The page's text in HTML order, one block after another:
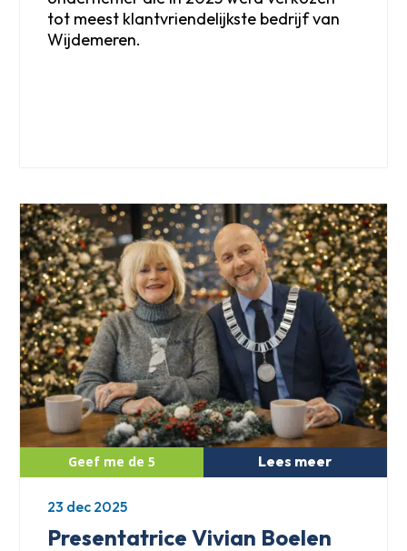
tot meest klantvriendelijkste bedrijf van
Wijdemeren.
Presentatrice Vivian Boelen
Lees meer
23 dec 2025